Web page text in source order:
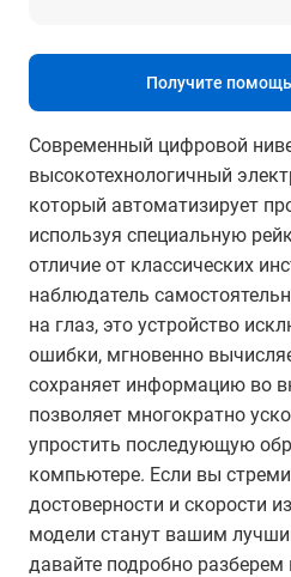
Получите помощь
Современный цифровой
высокотехнологичный
который автоматизирует
используя специальную
отличие от классических
наблюдатель
на глаз, это устройство
ошибки, мгновенно
сохраняет информацию во
позволяет многократно
упростить последующую
компьютере. Если вы
достоверности и скорости
модели станут вашим
давайте подробно